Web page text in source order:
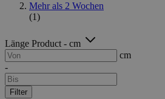
Mehr als 2 Wochen
(1)
Länge Product - cm
cm
-
Filter